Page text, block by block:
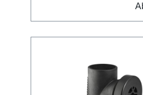
waagrechte und senkrechte
von -10 bis +60GC - Zur
SchutzdeckelPE-LD Fabrikat: